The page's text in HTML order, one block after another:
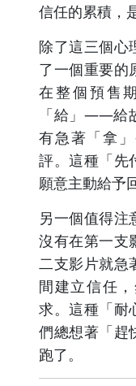
信任的累積，
除了這三個心
了一個重要的
在整個預售
「給」——給
有急著「拿
評。這種「先
願意主動給予
另一個值得注
沒有在第一支
二支影片就急
間建立信任
求。這種「耐
們總想著「趕
跑了。